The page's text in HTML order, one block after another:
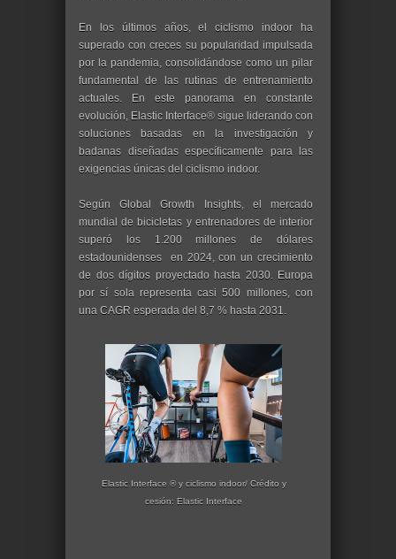
En los últimos años, el ciclismo indoor ha
superado con creces su popularidad impulsada
por la pandemia, consolidándose como un pilar
fundamental de las rutinas de entrenamiento
actuales. En este panorama en constante
evolución, Elastic Interface® sigue liderando con
soluciones basadas en la investigación y
badanas diseñadas específicamente para las
exigencias únicas del ciclismo indoor.
Según Global Growth Insights, el mercado
mundial de bicicletas y entrenadores de interior
superó los 1.200 millones de dólares
estadounidenses en 2024, con un crecimiento
de dos dígitos proyectado hasta 2030. Europa
por sí sola representa casi 500 millones, con
una CAGR esperada del 8,7 % hasta 2031.
Elastic Interface ® y ciclismo indoor/ Crédito y
cesión: Elastic Interface